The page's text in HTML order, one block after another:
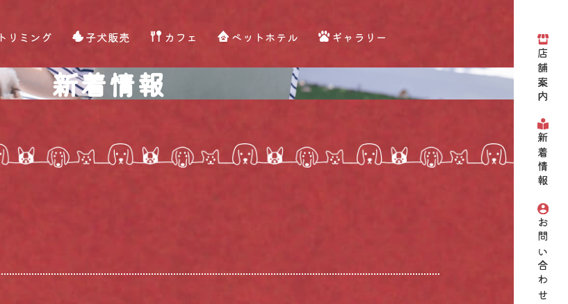
トリミング 子犬販売 カフェ ペットホテル ギャラリー
店舗案内
新着情報
お問い合わせ
新着情報